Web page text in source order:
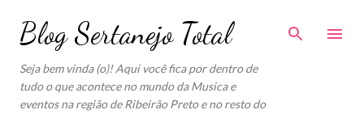
Pular para o conteúdo principal
Blog Sertanejo Total
Seja bem vinda (o)! Aqui você fica por dentro de
tudo o que acontece no mundo da Musica e
eventos na região de Ribeirão Preto e no resto do